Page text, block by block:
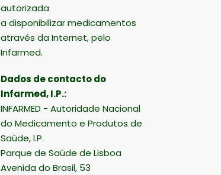
autorizada
a disponibilizar medicamentos
através da Internet, pelo
Infarmed.
Dados de contacto do
Infarmed, I.P.:
INFARMED - Autoridade Nacional
do Medicamento e Produtos de
Saúde, I.P.
Parque de Saúde de Lisboa
Avenida do Brasil, 53